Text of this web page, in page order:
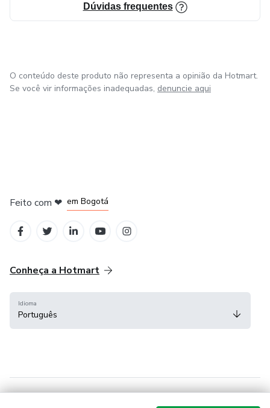
Dúvidas frequentes
O conteúdo deste produto não representa a opinião da Hotmart.
Se você vir informações inadequadas, denuncie aqui
Feito com ❤ em Bogotá
Conheça a Hotmart
Idioma
Português